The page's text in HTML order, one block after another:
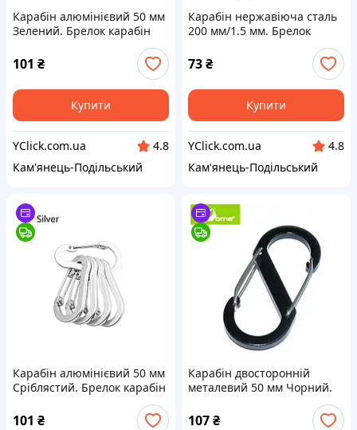
Карабін алюмінієвий 50 мм
Зелений. Брелок карабін
для ключів. Карабіни для
брелоків
101 ₴
Купити
YClick.com.ua
4.8
Кам'янець-Подільський
Карабін нержавіюча сталь
200 мм/1.5 мм. Брелок
Карабіни для брелоків
73₴
Купити
YClick.com.ua
4.8
Кам'янець-Подільський
Карабін алюмінієвий 50 мм
Сріблястий. Брелок карабін
для ключів. Карабіни для
брелоків
101 ₴
Карабін двосторонній
металевий 50 мм Чорний.
Брелок карабін для ключів.
Карабіни для брелоків
107₴